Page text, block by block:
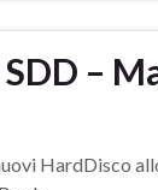
–
HardDisco